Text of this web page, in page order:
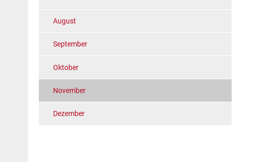
August
September
Oktober
November
Dezember